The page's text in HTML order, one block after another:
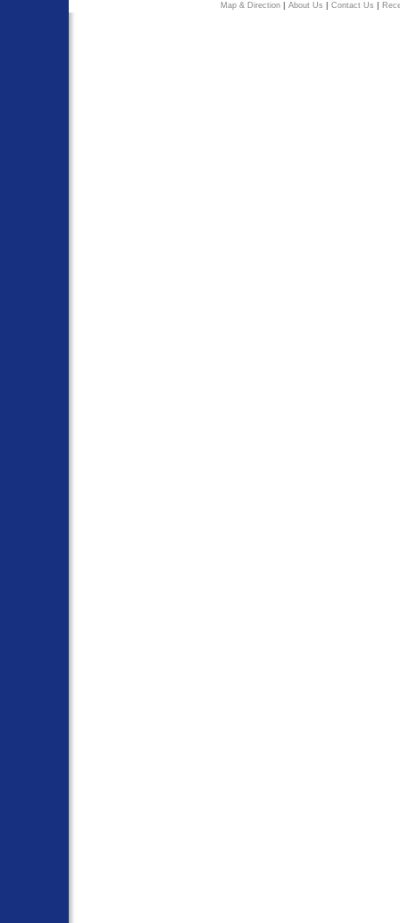
Map & Direction About Us Contact Us